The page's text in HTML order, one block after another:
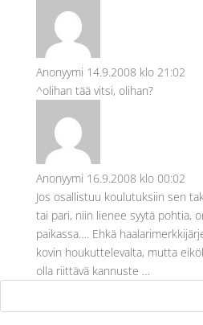
Anonyymi 14.9.2008 klo 21:02
^olihan tää vitsi, olihan?
Anonyymi 16.9.2008 klo 00:02
Jos osallistuu koulutuksiin sen
tai pari, niin lienee syytä pohtia,
paikassa…. Ehkä
kovin houkuttelevalta, mutta
olla riittävä kannuste …